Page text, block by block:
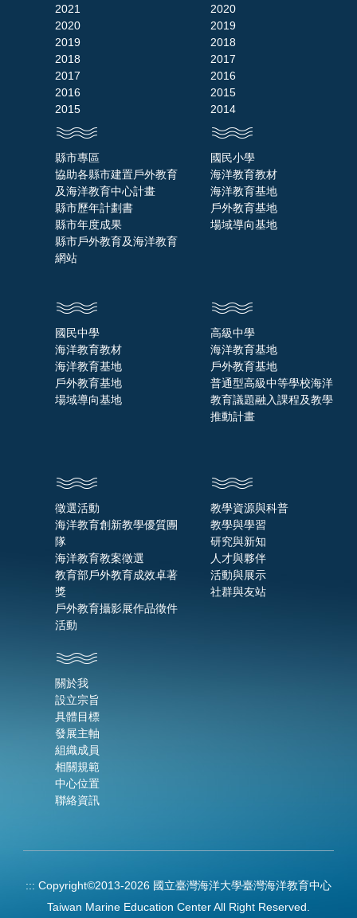
2021
2020
2019
2018
2017
2016
2015
2020
2019
2018
2017
2016
2015
2014
縣市專區
協助各縣市建置戶外教育
及海洋教育中心計畫
縣市歷年計劃書
縣市年度成果
縣市戶外教育及海洋教育
網站
國民小學
海洋教育教材
海洋教育基地
戶外教育基地
場域導向基地
國民中學
海洋教育教材
海洋教育基地
戶外教育基地
場域導向基地
高級中學
海洋教育基地
戶外教育基地
普通型高級中等學校海洋
教育議題融入課程及教學
推動計畫
徵選活動
海洋教育創新教學優質團
隊
海洋教育教案徵選
教育部戶外教育成效卓著
獎
戶外教育攝影展作品徵件
活動
教學資源與科普
教學與學習
研究與新知
人才與夥伴
活動與展示
社群與友站
關於我
設立宗旨
具體目標
發展主軸
組織成員
相關規範
中心位置
聯絡資訊
::: Copyright©2013-2026 國立臺灣海洋大學臺灣海洋教育中心
Taiwan Marine Education Center All Right Reserved.